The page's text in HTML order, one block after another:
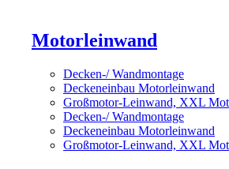
Motorleinwand
Decken-/ Wandmontage
Deckeneinbau Motorleinwand
Großmotor-Leinwand, XXL
Decken-/ Wandmontage
Deckeneinbau Motorleinwand
Großmotor-Leinwand, XXL